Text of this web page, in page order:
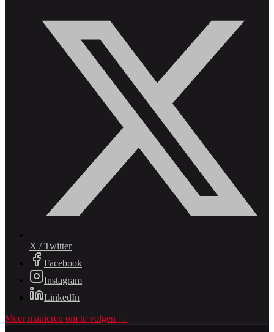
X / Twitter
Facebook
Instagram
LinkedIn
Meer manieren om te volgen →